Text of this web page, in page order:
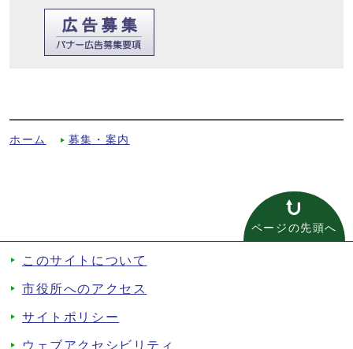
ホーム 募集・案内
ページの先頭へ
このサイトについて
市役所へのアクセス
サイトポリシー
ウェブアクセシビリティ